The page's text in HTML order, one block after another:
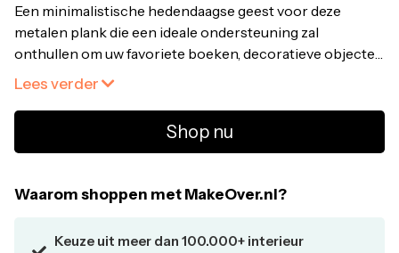
Een minimalistische hedendaagse geest voor deze
metalen plank die een ideale ondersteuning zal
onthullen om uw favoriete boeken, decoratieve objecten
of een verzameling vetplanten te
metaal bedekt met epoxy verf. Vijzen en pluggen niet
bijgeleverd.Afmetingen van de wandplank Hiba :
Lees verder
Shop nu
Waarom shoppen met MakeOver.nl?
Keuze uit meer dan 100.000+ interieur